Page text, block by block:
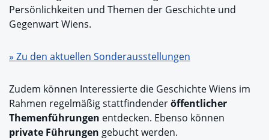
Persönlichkeiten und Themen der Geschichte und
Gegenwart Wiens.
» Zu den aktuellen Sonderausstellungen
Zudem können Interessierte die Geschichte Wiens im
Rahmen regelmäßig stattfindenderöffentlicher
Themenführungen entdecken. Ebenso können
private Führungen gebucht werden.